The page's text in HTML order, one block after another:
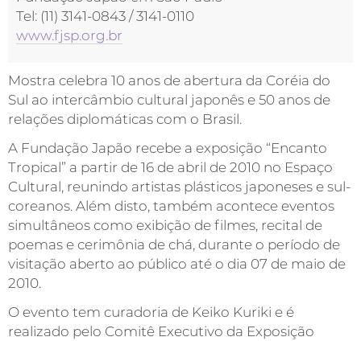
Tel: (11) 3141-0843 / 3141-0110
www.fjsp.org.br
Mostra celebra 10 anos de abertura da Coréia do
Sul ao intercâmbio cultural japonês e 50 anos de
relações diplomáticas com o Brasil.
A Fundação Japão recebe a exposição “Encanto
Tropical” a partir de 16 de abril de 2010 no Espaço
Cultural, reunindo artistas plásticos japoneses e sul-
coreanos. Além disto, também acontece eventos
simultâneos como exibição de filmes, recital de
poemas e cerimônia de chá, durante o período de
visitação aberto ao público até o dia 07 de maio de
2010.
O evento tem curadoria de Keiko Kuriki e é
realizado pelo Comitê Executivo da Exposição